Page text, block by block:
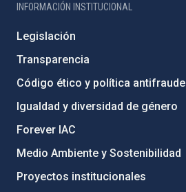
INFORMACIÓN INSTITUCIONAL
Legislación
Transparencia
Código ético y política antifraude
Igualdad y diversidad de género
Forever IAC
Medio Ambiente y Sostenibilidad
Proyectos institucionales